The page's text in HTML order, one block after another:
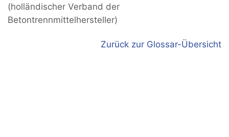
(holländischer Verband der
Betontrennmittelhersteller)
Zurück zur Glossar-Übersicht